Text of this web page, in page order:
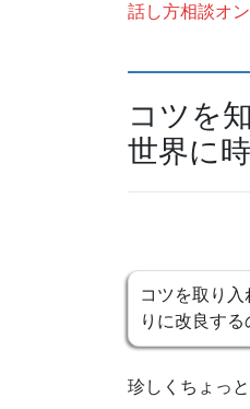
話し方相談オ
コツを
世界に
コツを取り
りに改良する
珍しくちょっ